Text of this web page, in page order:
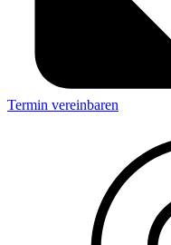
Termin vereinbaren